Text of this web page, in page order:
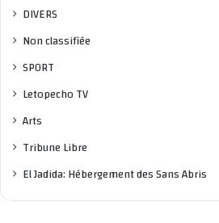
DIVERS
Non classifiée
SPORT
Letopecho TV
Arts
Tribune Libre
El Jadida: Hébergement des Sans Abris